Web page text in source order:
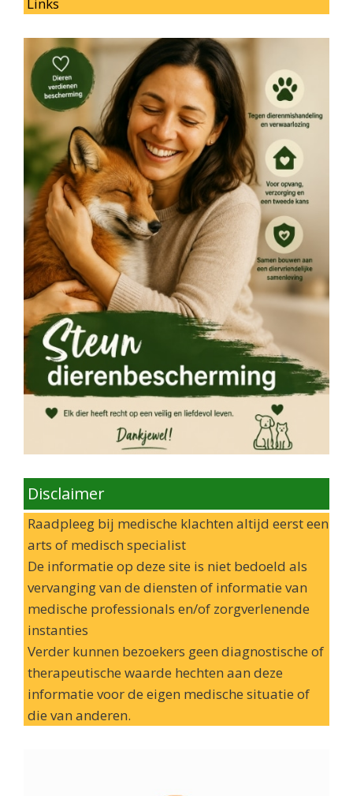
Disclaimer
Raadpleeg bij medische klachten altijd eerst een
arts of medisch specialist
De informatie op deze site is niet bedoeld als
vervanging van de diensten of informatie van
medische professionals en/of zorgverlenende
instanties
Verder kunnen bezoekers geen diagnostische of
therapeutische waarde hechten aan deze
informatie voor de eigen medische situatie of
die van anderen.